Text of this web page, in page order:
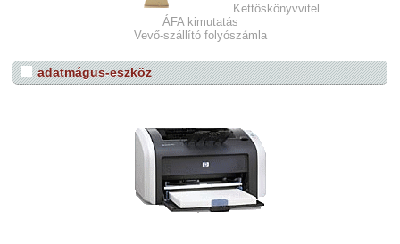
Kettöskönyvvitel
ÁFA kimutatás
Vevő-szállító folyószámla
adatmágus-eszköz